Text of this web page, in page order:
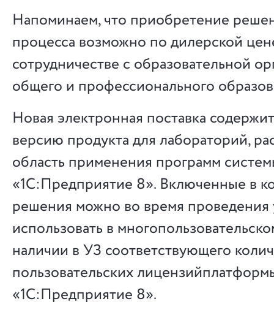
Напоминаем, что приобретение
процесса возможно по дилерской
сотрудничестве с образовательной
общего и профессионального
Новая электронная поставка
версию продукта для лабораторий,
область применения программ
«1С:Предприятие 8». Включенные в
решения можно во время проведения
использовать в
наличии в УЗ соответствующего
пользовательских
«1С:Предприятие 8».